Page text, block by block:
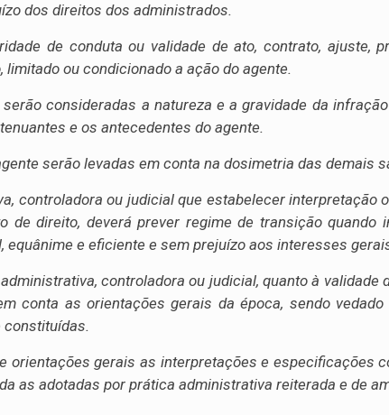
dos direitos dos administrados.
de conduta ou validade de ato, contrato, ajuste,
ou condicionado a ação do agente.
consideradas a natureza e a gravidade da
e os antecedentes do agente.
serão levadas em conta na dosimetria das demais
controladora ou judicial que estabelecer
de direito, deverá prever regime de transição
e eficiente e sem prejuízo aos interesses
controladora ou judicial, quanto à
conta as orientações gerais da época, sendo
constituídas.
orientações gerais as interpretações e
as adotadas por prática administrativa reiterada e de